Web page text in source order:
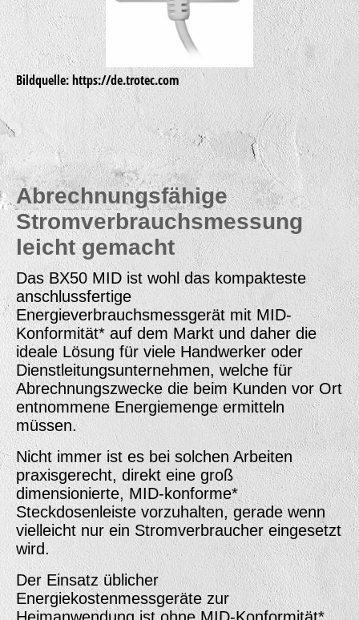
Bildquelle: https://de.trotec.com
Abrechnungsfähige
Stromverbrauchsmessung
leicht gemacht
Das BX50 MID ist wohl das kompakteste
anschlussfertige
Energieverbrauchsmessgerät mit MID-
Konformität* auf dem Markt und daher die
ideale Lösung für viele Handwerker oder
Dienstleitungsunternehmen, welche für
Abrechnungs­zwecke die beim Kunden vor Ort
entnommene Energiemenge ermitteln
müssen.
Nicht immer ist es bei solchen Arbeiten
praxisgerecht, direkt eine groß
dimensionierte, MID-konforme*
Steckdosenleiste vorzuhalten, gerade wenn
vielleicht nur ein Stromverbraucher eingesetzt
wird.
Der Einsatz üblicher
Energiekostenmessgeräte zur